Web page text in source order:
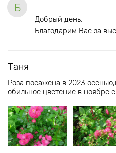
Б
Добрый день.
Благодарим Вас за
Таня
Роза посажена в 2023
обильное цветение в ноябре